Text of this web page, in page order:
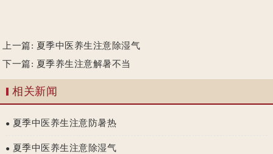
上一篇: 夏季中医养生注意除湿气
下一篇: 夏季养生注意解暑不当
相关新闻
● 夏季中医养生注意防暑热
● 夏季中医养生注意除湿气